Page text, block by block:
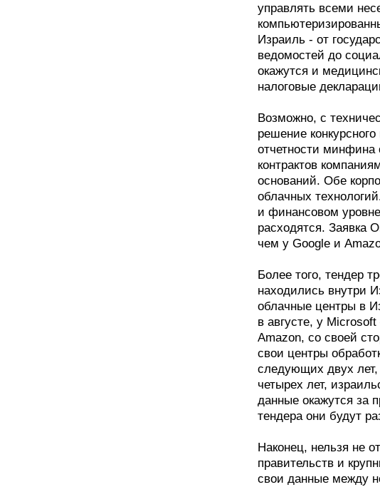
управлять всеми
Израиль - от
ведомостей до
окажутся и
налоговые
Возможно, с
решение
отчетности минфина
контрактов
оснований. Обе
облачных
и финансовом
расходятся. Заявка
чем у Google и
Более того, тендер
находились внутри
облачные центры в
в августе, у
Amazon, со своей
свои центры
следующих двух
четырех лет,
данные окажутся за
тендера они будут
Наконец, нельзя не
правительств и
свои данные между